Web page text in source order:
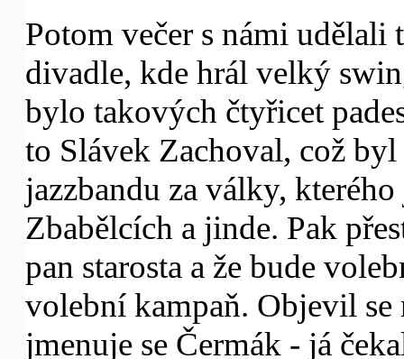
Potom večer s námi
divadle, kde hrál velký
bylo takových čtyřicet
to Slávek Zachoval, což
jazzbandu za války,
Zbabělcích a jinde. Pak
pan starosta a že bude
volební kampaň. Objevil se
jmenuje se Čermák - já